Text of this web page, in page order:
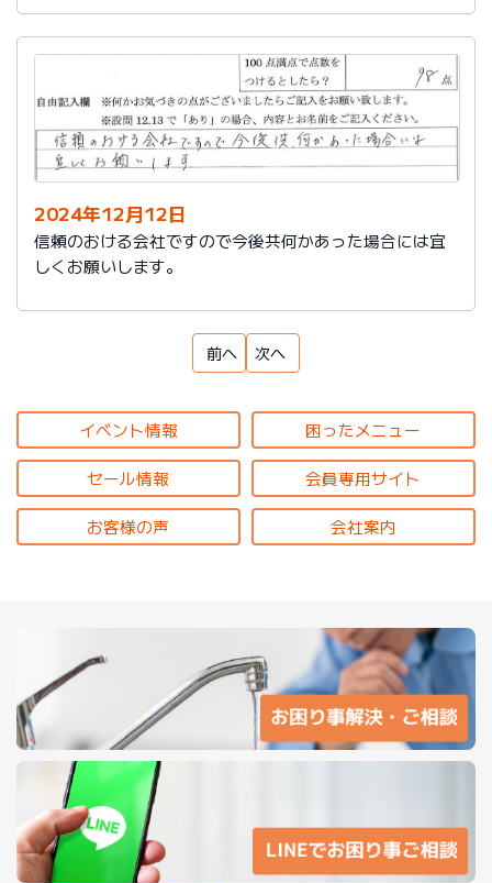
分たちでパネルを外したり付けたりしました。そこが無
駄な時間と色で悩んでしまった時間があったのが残念で
2024年12月12日
信頼のおける会社ですので今後共何かあった場合には宜
しくお願いします。
前へ 次へ
イベント情報 困ったメニュー
セール情報 会員専用サイト
お客様の声 会社案内